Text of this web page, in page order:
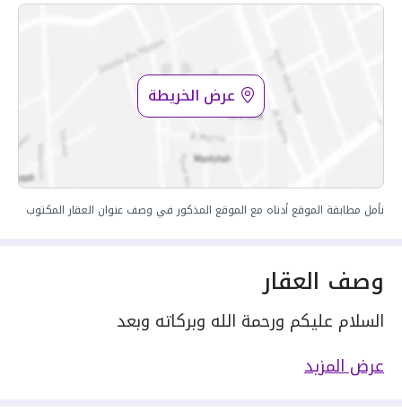
عرض الخريطة
نأمل مطابقة الموقع أدناه مع الموقع المذكور في وصف عنوان العقار المكتوب
وصف العقار
السلام عليكم ورحمة الله وبركاته وبعد
نعرض لكم اليوم: تاون هاوس، ادوار، شقه.
تاون هاوس فاخر بتصميم عصري يجمع بين الأناقة
عرض المزيد